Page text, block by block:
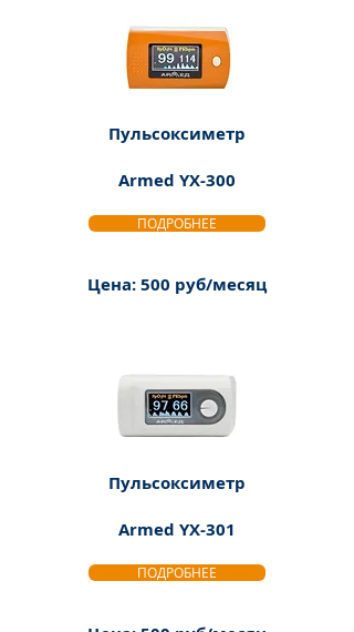
Пульсоксиметр
Armed YX-300
ПОДРОБНЕЕ
Цена: 500 руб/месяц
Пульсоксиметр
Armed YX-301
ПОДРОБНЕЕ